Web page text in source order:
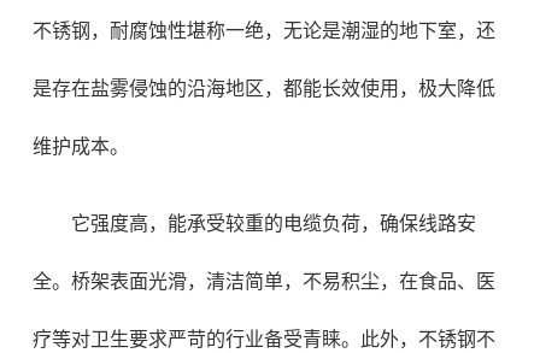
不锈钢，耐腐蚀性堪称一绝，无论是潮湿的地下室，还
是存在盐雾侵蚀的沿海地区，都能长效使用，极大降低
维护成本。
它强度高，能承受较重的电缆负荷，确保线路安
全。桥架表面光滑，清洁简单，不易积尘，在食品、医
疗等对卫生要求严苛的行业备受青睐。此外，不锈钢不